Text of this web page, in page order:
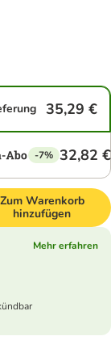
35,29 €
-7% 32,82 €
Zum Warenkorb
hinzufügen
Mehr erfahren